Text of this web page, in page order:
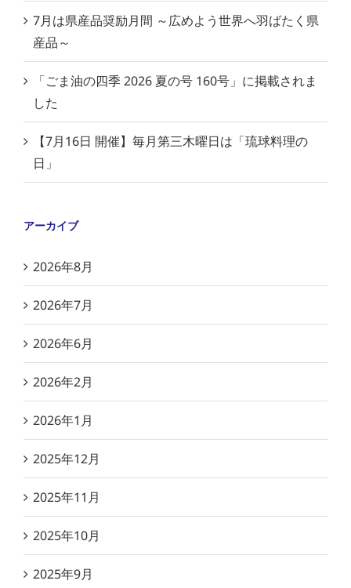
7月は県産品奨励月間 ～広めよう世界へ羽ばたく県
産品～
「ごま油の四季 2026 夏の号 160号」に掲載されま
した
【7月16日 開催】毎月第三木曜日は「琉球料理の
日」
アーカイブ
2026年8月
2026年7月
2026年6月
2026年2月
2026年1月
2025年12月
2025年11月
2025年10月
2025年9月